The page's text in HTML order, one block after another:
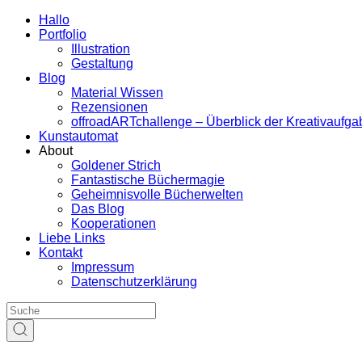
Hallo
Portfolio
Illustration
Gestaltung
Blog
Material Wissen
Rezensionen
offroadARTchallenge – Überblick der
Kunstautomat
About
Goldener Strich
Fantastische Büchermagie
Geheimnisvolle Bücherwelten
Das Blog
Kooperationen
Liebe Links
Kontakt
Impressum
Datenschutzerklärung